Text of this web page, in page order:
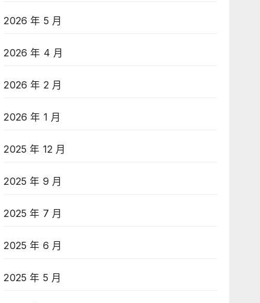
2026 年 5 月
2026 年 4 月
2026 年 2 月
2026 年 1 月
2025 年 12 月
2025 年 9 月
2025 年 7 月
2025 年 6 月
2025 年 5 月